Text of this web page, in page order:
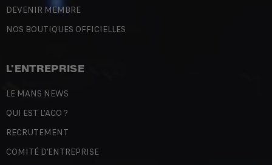
DEVENIR MEMBRE
NOS BOUTIQUES OFFICIELLES
L'ENTREPRISE
LE MANS NEWS
QUI EST L'ACO ?
RECRUTEMENT
COMITÉ D'ENTREPRISE